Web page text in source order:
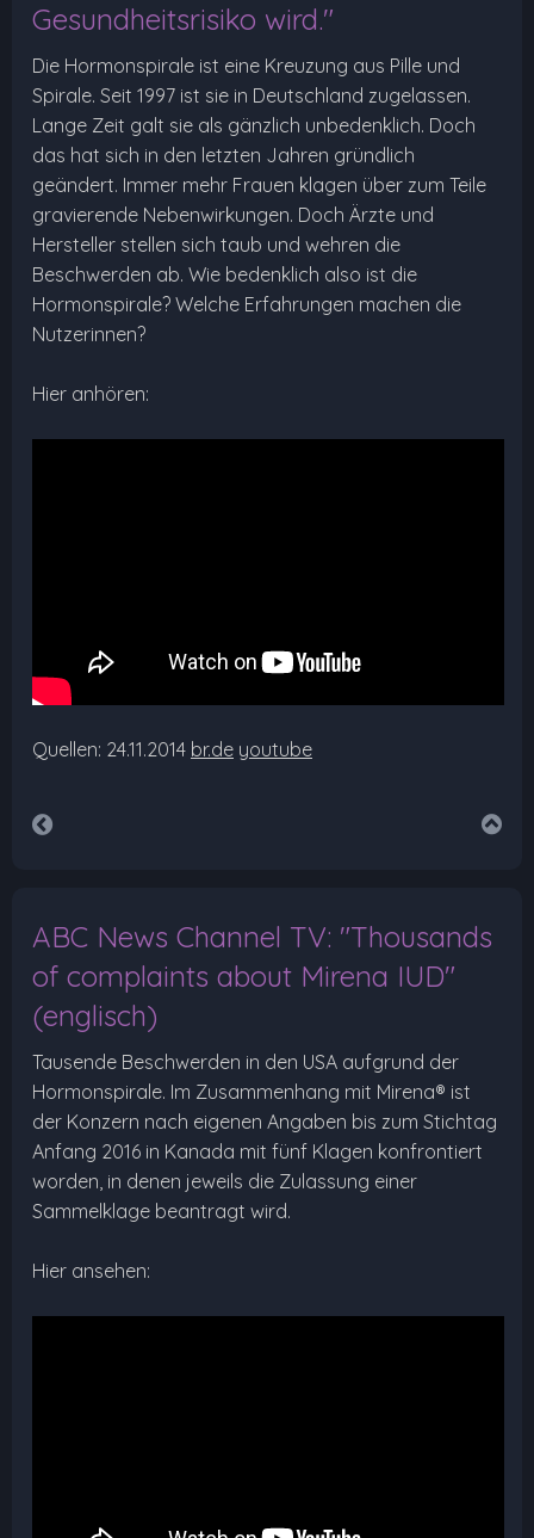
Gesundheitsrisiko wird."
Die Hormonspirale ist eine Kreuzung aus Pille und
Spirale. Seit 1997 ist sie in Deutschland zugelassen.
Lange Zeit galt sie als gänzlich unbedenklich. Doch
das hat sich in den letzten Jahren gründlich
geändert. Immer mehr Frauen klagen über zum Teile
gravierende Nebenwirkungen. Doch Ärzte und
Hersteller stellen sich taub und wehren die
Beschwerden ab. Wie bedenklich also ist die
Hormonspirale? Welche Erfahrungen machen die
Nutzerinnen?
Hier anhören:
Quellen: 24.11.2014 br.de youtube
ABC News Channel TV: "Thousands
of complaints about Mirena IUD"
(englisch)
Tausende Beschwerden in den USA aufgrund der
Hormonspirale. Im Zusammenhang mit Mirena® ist
der Konzern nach eigenen Angaben bis zum Stichtag
Anfang 2016 in Kanada mit fünf Klagen konfrontiert
worden, in denen jeweils die Zulassung einer
Sammelklage beantragt wird.
Hier ansehen: